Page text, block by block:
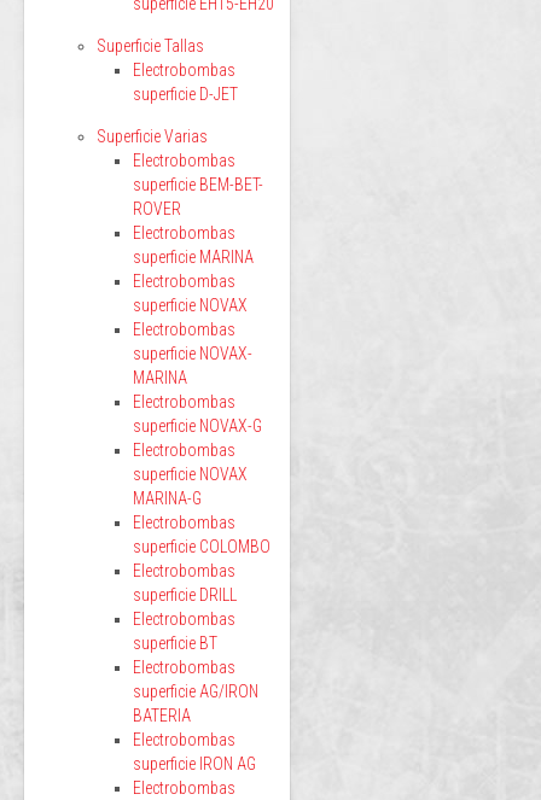
Superficie Tallas
Electrobombas
superficie D-JET
Superficie Varias
Electrobombas
superficie BEM-BET-
ROVER
Electrobombas
superficie MARINA
Electrobombas
superficie NOVAX
Electrobombas
superficie NOVAX-
MARINA
Electrobombas
superficie NOVAX-G
Electrobombas
superficie NOVAX
MARINA-G
Electrobombas
superficie COLOMBO
Electrobombas
superficie DRILL
Electrobombas
superficie BT
Electrobombas
superficie AG/IRON
BATERIA
Electrobombas
superficie IRON AG
Electrobombas